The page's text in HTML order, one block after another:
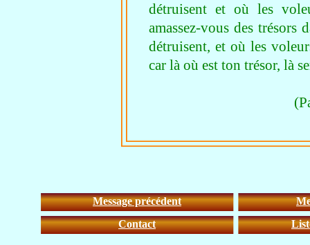
détruisent et où les
amassez-vous des
détruisent, et où les
car là où est ton trésor, là
(Paroles de
Message précédent
Contact